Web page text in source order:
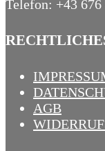
Telefon: +43 676
AGB